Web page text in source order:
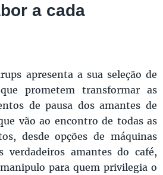
a cada
apresenta a sua seleção de
prometem transformar as
de pausa dos amantes de
vão ao encontro de todas as
desde opções de máquinas
verdadeiros amantes do café,
para quem privilegia o